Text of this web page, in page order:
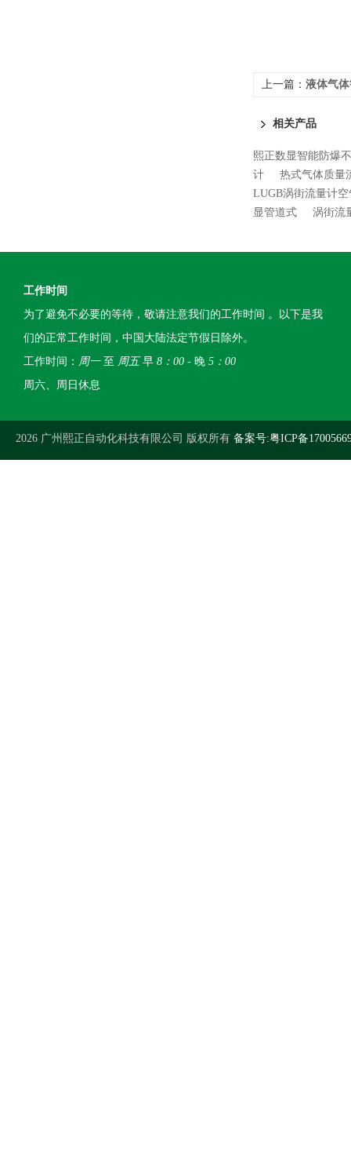
上一篇： 液体气
相关产品
熙正数显智能防爆
计
热式气体质量
LUGB涡街流量计
显管道式
涡街流
工作时间
为了避免不必要的等待，敬请注意我们的工作时间 。以下是我
们的正常工作时间，中国大陆法定节假日除外。
工作时间： 周一至 周五早 8：00 - 晚 5：00
周六、周日休息
2026 广州熙正自动化科技有限公司 版权所有 备案号:粤ICP备